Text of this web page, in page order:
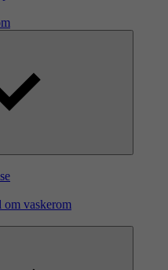
om vaskerom